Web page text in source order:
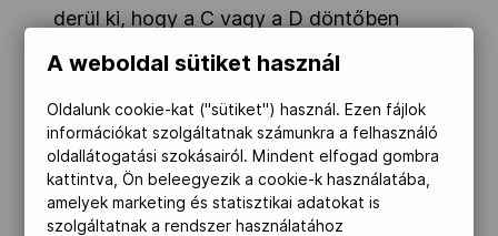
derül ki, hogy a C vagy a D döntőben
fejezi be szereplését; a legjobb esetben
A weboldal sütiket használ
Oldalunk cookie-kat ("sütiket") használ. Ezen fájlok
információkat szolgáltatnak számunkra a felhasználó
oldallátogatási szokásairól. Mindent elfogad gombra
kattintva, Ön beleegyezik a cookie-k használatába,
amelyek marketing és statisztikai adatokat is
szolgáltatnak a rendszer használatához